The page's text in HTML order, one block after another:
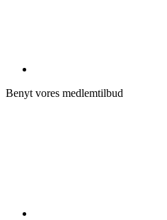
Benyt vores medlemtilbud